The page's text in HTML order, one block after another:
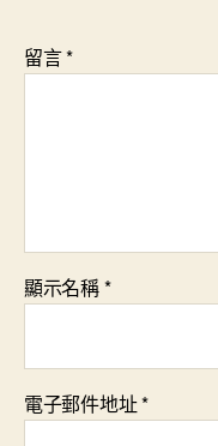
留言*
顯示名稱*
電子郵件地址*